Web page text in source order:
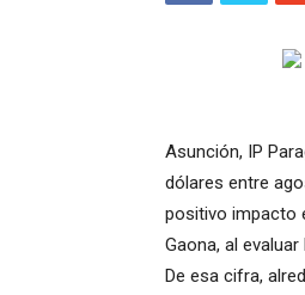
Asunción, IP
dólares entre
positivo impacto
Gaona, al
De esa cifra,